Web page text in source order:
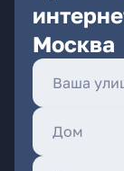
Москва